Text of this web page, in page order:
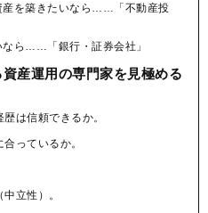
産を築きたいなら……「不動産投
なら……「銀行・証券会社」
産運用の専門家を見極める
は信頼できるか。
っているか。
立性）。